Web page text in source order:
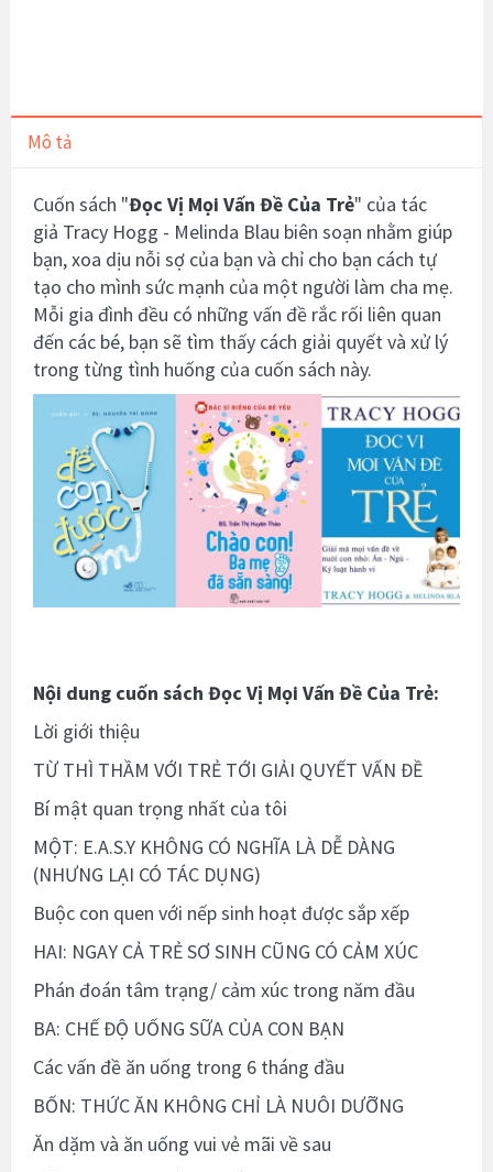
Mô tả
Cuốn sách "Đọc Vị Mọi Vấn Đề Của Trẻ" của tác
giả Tracy Hogg - Melinda Blau biên soạn nhằm giúp
bạn, xoa dịu nỗi sợ của bạn và chỉ cho bạn cách tự
tạo cho mình sức mạnh của một người làm cha mẹ.
Mỗi gia đình đều có những vấn đề rắc rối liên quan
đến các bé, bạn sẽ tìm thấy cách giải quyết và xử lý
trong từng tình huống của cuốn sách này.
Nội dung cuốn sách Đọc Vị Mọi Vấn Đề Của Trẻ:
Lời giới thiệu
TỪ THÌ THẦM VỚI TRẺ TỚI GIẢI QUYẾT VẤN ĐỀ
Bí mật quan trọng nhất của tôi
MỘT: E.A.S.Y KHÔNG CÓ NGHĨA LÀ DỄ DÀNG
(NHƯNG LẠI CÓ TÁC DỤNG)
Buộc con quen với nếp sinh hoạt được sắp xếp
HAI: NGAY CẢ TRẺ SƠ SINH CŨNG CÓ CẢM XÚC
Phán đoán tâm trạng/ cảm xúc trong năm đầu
BA: CHẾ ĐỘ UỐNG SỮA CỦA CON BẠN
Các vấn đề ăn uống trong 6 tháng đầu
BỐN: THỨC ĂN KHÔNG CHỈ LÀ NUÔI DƯỠNG
Ăn dặm và ăn uống vui vẻ mãi về sau